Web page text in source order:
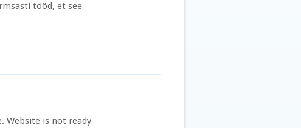
tööd, et see
Website is not ready